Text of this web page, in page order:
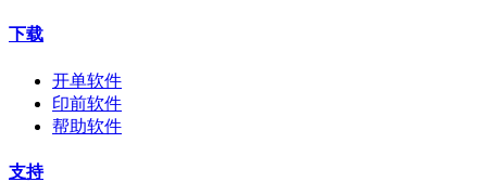
下载
开单软件
印前软件
帮助软件
支持